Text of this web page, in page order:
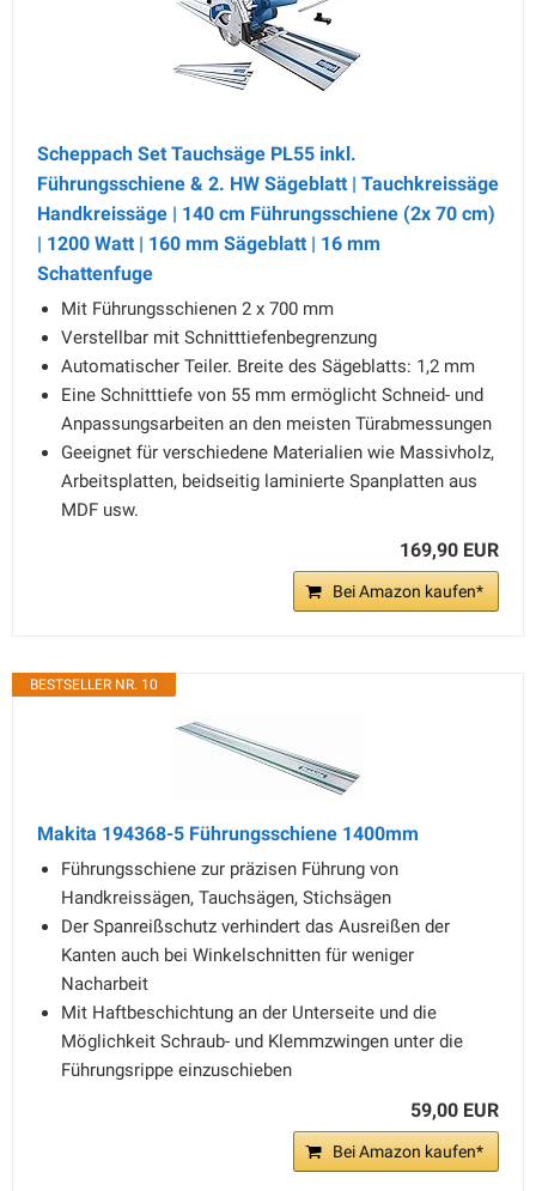
Scheppach Set Tauchsäge PL55 inkl.
Führungsschiene & 2. HW Sägeblatt | Tauchkreissäge
Handkreissäge | 140 cm Führungsschiene (2x 70 cm)
| 1200 Watt | 160 mm Sägeblatt | 16 mm
Schattenfuge
Mit Führungsschienen 2 x 700 mm
Verstellbar mit Schnitttiefenbegrenzung
Automatischer Teiler. Breite des Sägeblatts: 1,2 mm
Eine Schnitttiefe von 55 mm ermöglicht Schneid- und
Anpassungsarbeiten an den meisten Türabmessungen
Geeignet für verschiedene Materialien wie Massivholz,
Arbeitsplatten, beidseitig laminierte Spanplatten aus
MDF usw.
169,90 EUR
Bei Amazon kaufen*
BESTSELLER NR. 10
Makita 194368-5 Führungsschiene 1400mm
Führungsschiene zur präzisen Führung von
Handkreissägen, Tauchsägen, Stichsägen
Der Spanreißschutz verhindert das Ausreißen der
Kanten auch bei Winkelschnitten für weniger
Nacharbeit
Mit Haftbeschichtung an der Unterseite und die
Möglichkeit Schraub- und Klemmzwingen unter die
Führungsrippe einzuschieben
59,00 EUR
Bei Amazon kaufen*